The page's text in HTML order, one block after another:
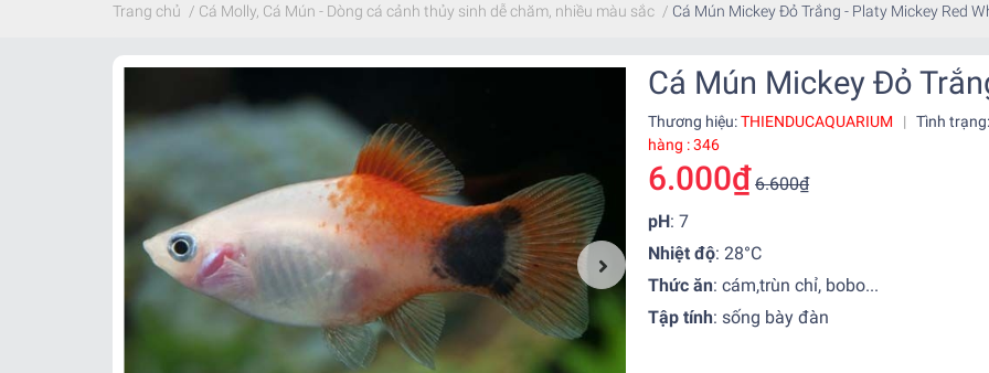
Trang chủ / Cá Molly, Cá Mún - Dòng cá cảnh thủy sinh dễ chăm, nhiều màu sắc / Cá Mún Mickey Đỏ Trắng - Platy Mickey Red
Cá Mún Mickey Đỏ
Thương hiệu:THIENDUCAQUARIUM |
Tình
hàng : 346
6.000₫ 6.600₫
pH: 7
Nhiệt độ: 28°C
Thức ăn: cám,trùn chỉ, bobo...
Tập tính: sống bày đàn